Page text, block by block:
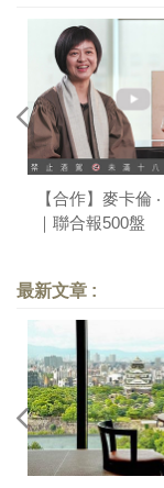
【合作】麥卡倫
｜聯合報500盤
最新文章 :